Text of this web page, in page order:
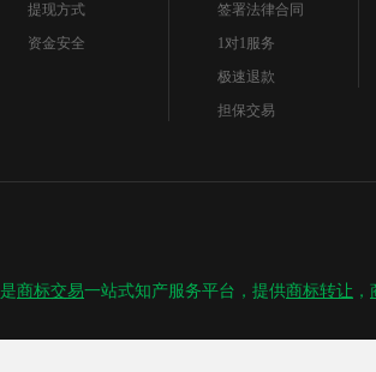
提现方式
资金安全
签署法律合同
1对1服务
极速退款
担保交易
是商标交易一站式知产服务平台，提供商标转让 ，